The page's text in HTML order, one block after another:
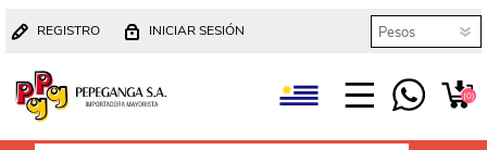
REGISTRO INICIAR SESIÓN
(0)